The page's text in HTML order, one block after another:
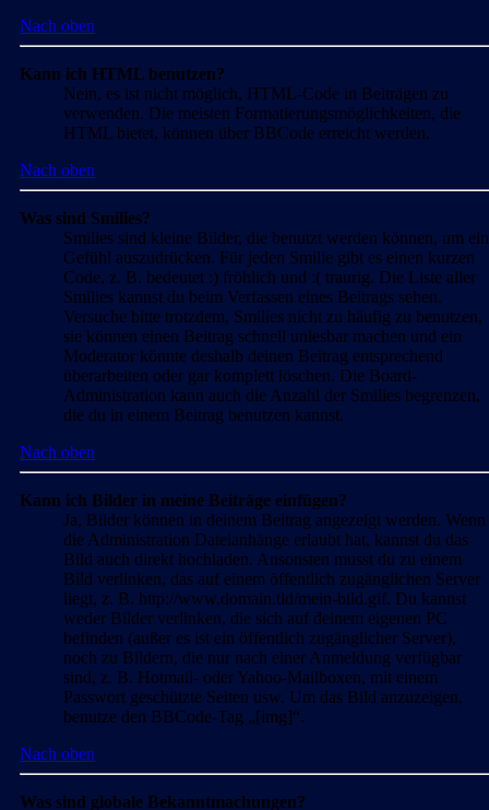
Nach oben
Kann ich HTML benutzen?
Nein, es ist nicht möglich, HTML-Code in Beiträgen zu
verwenden. Die meisten Formatierungsmöglichkeiten, die
HTML bietet, können über BBCode erreicht werden.
Nach oben
Was sind Smilies?
Smilies sind kleine Bilder, die benutzt werden können, um ein
Gefühl auszudrücken. Für jeden Smilie gibt es einen kurzen
Code, z. B. bedeutet :) fröhlich und :( traurig. Die Liste aller
Smilies kannst du beim Verfassen eines Beitrags sehen.
Versuche bitte trotzdem, Smilies nicht zu häufig zu benutzen,
sie können einen Beitrag schnell unlesbar machen und ein
Moderator könnte deshalb deinen Beitrag entsprechend
überarbeiten oder gar komplett löschen. Die Board-
Administration kann auch die Anzahl der Smilies begrenzen,
die du in einem Beitrag benutzen kannst.
Nach oben
Kann ich Bilder in meine Beiträge einfügen?
Ja, Bilder können in deinem Beitrag angezeigt werden. Wenn
die Administration Dateianhänge erlaubt hat, kannst du das
Bild auch direkt hochladen. Ansonsten musst du zu einem
Bild verlinken, das auf einem öffentlich zugänglichen Server
liegt, z. B. http://www.domain.tld/mein-bild.gif. Du kannst
weder Bilder verlinken, die sich auf deinem eigenen PC
befinden (außer es ist ein öffentlich zugänglicher Server),
noch zu Bildern, die nur nach einer Anmeldung verfügbar
sind, z. B. Hotmail- oder Yahoo-Mailboxen, mit einem
Passwort geschützte Seiten usw. Um das Bild anzuzeigen,
benutze den BBCode-Tag „[img]“.
Nach oben
Was sind globale Bekanntmachungen?